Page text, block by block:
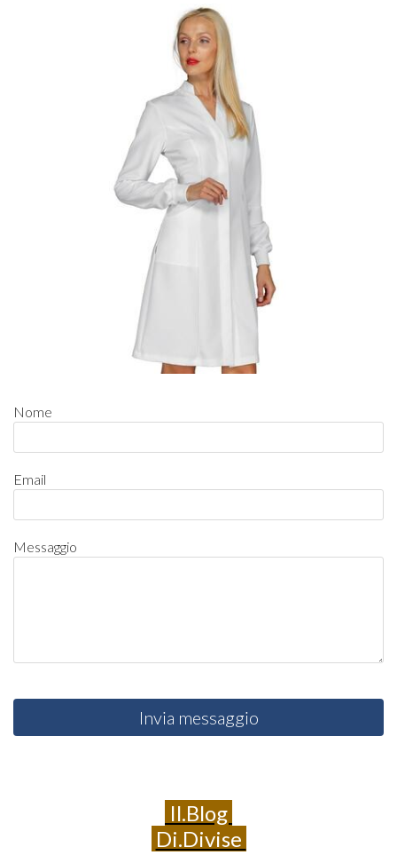
Nome
Email
Messaggio
Invia messaggio
Il.Blog
Di.Divise